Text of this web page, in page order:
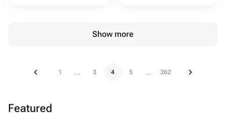
Show more
1 ... 3 4 5 ... 262
Featured